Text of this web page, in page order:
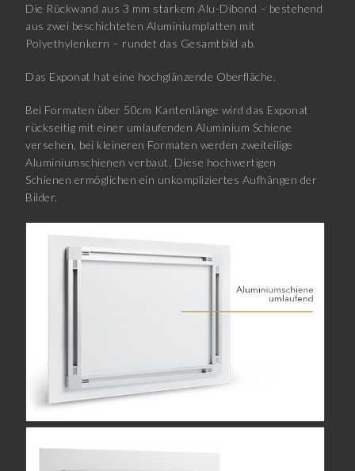
Die Rückwand aus 3 mm starkem Alu-Dibond – bestehend
aus zwei beschichteten Aluminiumplatten mit
Polyethylenkern – rundet das Gesamtbild ab.
Das Exponat hat eine hochglänzende Oberfläche.
Bei Formaten über 50cm Kantenlänge wird das Exponat
rückseitig mit einer umlaufenden Aluminium Schiene
versehen, bei kleineren Formaten werden zweiteilige
Aluminiumschienen verbaut. Diese hochwertigen
Schienen ermöglichen ein unkompliziertes Aufhängen der
Bilder.